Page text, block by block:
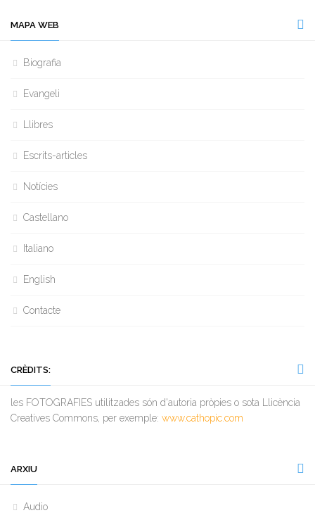
MAPA WEB
Biografia
Evangeli
Llibres
Escrits-articles
Notícies
Castellano
Italiano
English
Contacte
CRÈDITS:
les FOTOGRAFIES utilitzades són d'autoria pròpies o sota Llicència
Creatives Commons, per exemple: www.cathopic.com
ARXIU
Audio